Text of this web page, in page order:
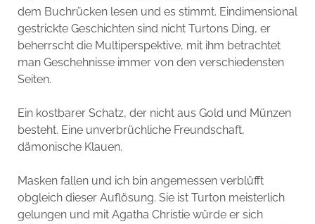
dem Buchrücken lesen und es stimmt. Eindimensional
gestrickte Geschichten sind nicht Turtons Ding, er
beherrscht die Multiperspektive, mit ihm betrachtet
man Geschehnisse immer von den verschiedensten
Seiten.
Ein kostbarer Schatz, der nicht aus Gold und Münzen
besteht. Eine unverbrüchliche Freundschaft,
dämonische Klauen.
Masken fallen und ich bin angemessen verblüfft
obgleich dieser Auflösung. Sie ist Turton meisterlich
gelungen und mit Agatha Christie würde er sich